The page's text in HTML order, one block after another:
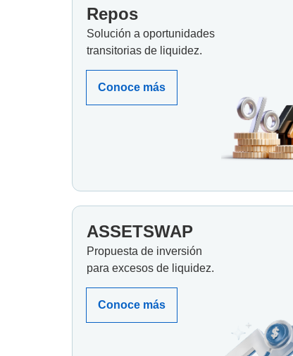
Repos
Solución a oportunidades
transitorias de liquidez.
Conoce más
ASSETSWAP
Propuesta de inversión
para excesos de liquidez.
Conoce más